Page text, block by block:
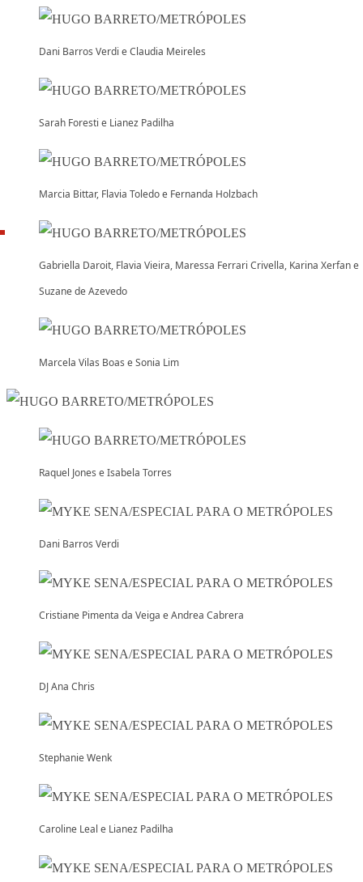
Dani Barros Verdi e Claudia Meireles
Sarah Foresti e Lianez Padilha
Marcia Bittar, Flavia Toledo e Fernanda Holzbach
Gabriella Daroit, Flavia Vieira, Maressa Ferrari Crivella, Karina Xerfan e
Suzane de Azevedo
Marcela Vilas Boas e Sonia Lim
Raquel Jones e Isabela Torres
Dani Barros Verdi
Cristiane Pimenta da Veiga e Andrea Cabrera
DJ Ana Chris
Stephanie Wenk
Caroline Leal e Lianez Padilha